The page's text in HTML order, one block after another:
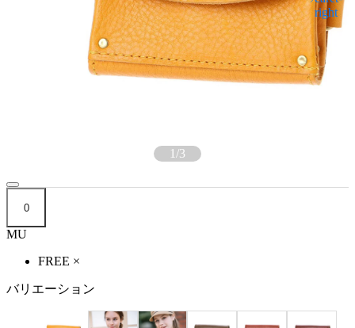
1/3
0
MU
FREE ×
バリエーション